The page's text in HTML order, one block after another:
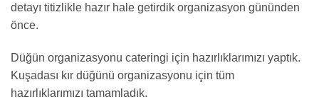
detayı titizlikle hazır hale getirdik organizasyon gününden
önce.
Düğün organizasyonu cateringi için hazırlıklarımızı yaptık.
Kuşadası kır düğünü organizasyonu için tüm
hazırlıklarımızı tamamladık.